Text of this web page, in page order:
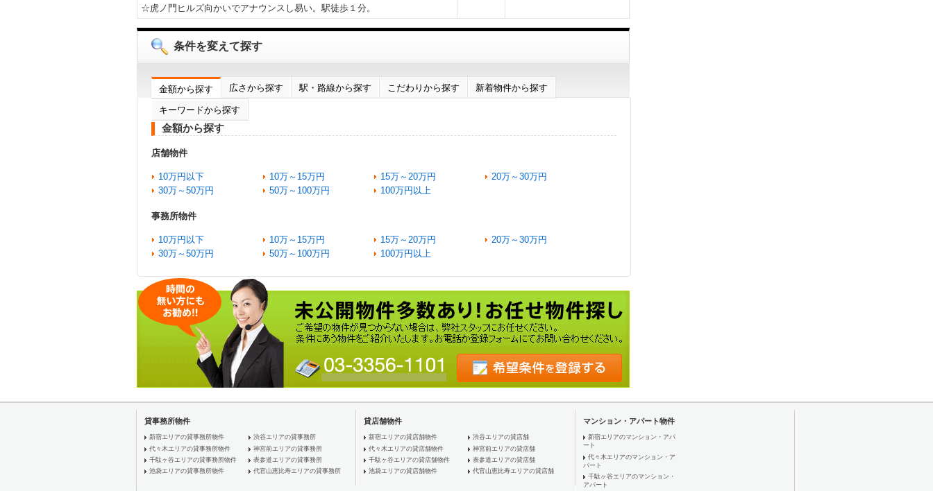
☆虎ノ門ヒルズ向かいでアナウンスし易い。駅徒歩１分。
条件を変えて探す
金額から探す 広さから探す 駅・路線から探す こだわりから探す 新着物件から探す
キーワードから探す
金額から探す
店舗物件
10万円以下 10万～15万円 15万～20万円
20万～30万円
30万～50万円
50万～100万円 100万円以上
事務所物件
10万円以下 10万～15万円 15万～20万円
20万～30万円
30万～50万円
50万～100万円 100万円以上
貸事務所物件
新宿エリアの貸事務所物件
代々木エリアの貸事務所物件
千駄ヶ谷エリアの貸事務所物件
池袋エリアの貸事務所物件
渋谷エリアの貸事務所
神宮前エリアの貸事務所
表参道エリアの貸事務所
代官山恵比寿エリアの貸事務所
貸店舗物件
新宿エリアの貸店舗物件
代々木エリアの貸店舗物件
千駄ヶ谷エリアの貸店舗物件
池袋エリアの貸店舗物件
渋谷エリアの貸店舗
神宮前エリアの貸店舗
表参道エリアの貸店舗
代官山恵比寿エリアの貸店舗
マンション・アパート物件
新宿エリアのマンション・アパ
ート
代々木エリアのマンション・ア
パート
千駄ヶ谷エリアのマンション・
アパート